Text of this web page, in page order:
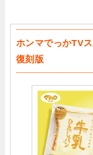
ホンマでっかTV
復刻版